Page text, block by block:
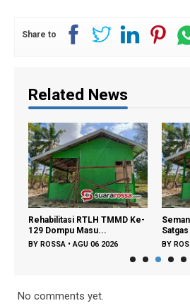
Share to
Related News
Rehabilitasi RTLH TMMD Ke-
129 Dompu Masu...
BY ROSSA •AGU 06 2026 BY
No comments yet.